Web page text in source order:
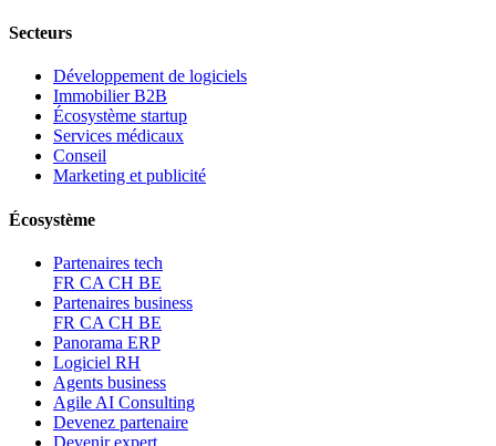
Secteurs
Développement de logiciels
Immobilier B2B
Écosystème startup
Services médicaux
Conseil
Marketing et publicité
Écosystème
Partenaires tech
FR CA CH BE
Partenaires business
FR CA CH BE
Panorama ERP
Logiciel RH
Agents business
Agile AI Consulting
Devenez partenaire
Devenir expert